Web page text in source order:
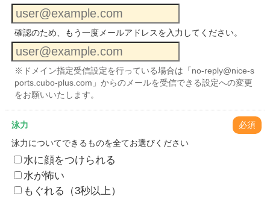
確認のため、もう一度メールアドレスを入力してください。
※ドメイン指定受信設定を行っている場合は「no-reply@nice-s
ports.cubo-plus.com」からのメールを受信できる設定への変更
をお願いいたします。
泳力
必須
泳力についてできるものを全てお選びください
水に顔をつけられる
水が怖い
もぐれる（3秒以上）